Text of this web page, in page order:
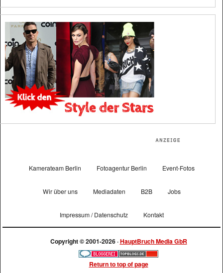
Kamerateam Berlin Fotoagentur Berlin Event-Fotos
Wir über uns Mediadaten B2B Jobs
Impressum / Datenschutz Kontakt
Copyright © 2001-2026 ·HauptBruch Media GbR
Return to top of page